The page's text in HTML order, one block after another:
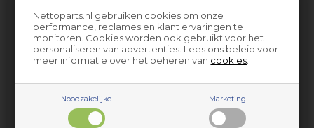
Nettoparts.nl gebruiken cookies om onze
performance, reclames en klant ervaringen te
monitoren. Cookies worden ook gebruikt voor het
personaliseren van advertenties. Lees ons beleid voor
meer informatie over het beheren van cookies
Noodzakelijke Marketing
Bestekmand, AEG afwasmachine
Het product past alleen op modellen met produkt/PNC
nr. zoals aangegeven na het koppelteken.